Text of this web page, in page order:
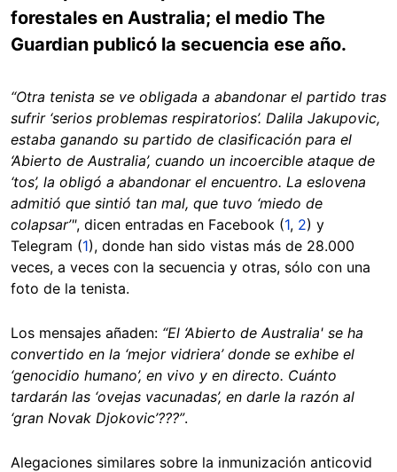
forestales en Australia; el medio The
Guardian publicó la secuencia ese año.
“Otra tenista se ve obligada a abandonar el partido tras
sufrir ‘serios problemas respiratorios’. Dalila Jakupovic,
estaba ganando su partido de clasificación para el
‘Abierto de Australia’, cuando un incoercible ataque de
‘tos’, la obligó a abandonar el encuentro. La eslovena
admitió que sintió tan mal, que tuvo ‘miedo de
colapsar’", dicen entradas en Facebook (1, 2) y
Telegram (1), donde han sido vistas más de 28.000
veces, a veces con la secuencia y otras, sólo con una
foto de la tenista.
Los mensajes añaden: “El ‘Abierto de Australia' se ha
convertido en la ‘mejor vidriera’ donde se exhibe el
‘genocidio humano’, en vivo y en directo. Cuánto
tardarán las ‘ovejas vacunadas’, en darle la razón al
‘gran Novak Djokovic’???”.
Alegaciones similares sobre la inmunización anticovid